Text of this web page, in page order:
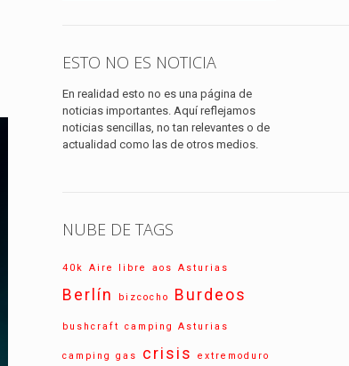
ESTO NO ES NOTICIA
En realidad esto no es una página de
noticias importantes. Aquí reflejamos
noticias sencillas, no tan relevantes o de
actualidad como las de otros medios.
NUBE DE TAGS
40k Aire libre aos Asturias
Berlín bizcocho Burdeos
bushcraft camping Asturias
camping gas crisis extremoduro